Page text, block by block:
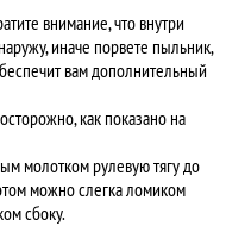
внимание, что внутри
иначе порвете пыльник,
вам дополнительный
как показано на
молотком рулевую тягу до
можно слегка ломиком
сбоку.